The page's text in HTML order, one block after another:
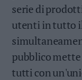
–
Arco
Basso
Sarca
serie di
utenti in tutto il
pubblico mette
tutti con